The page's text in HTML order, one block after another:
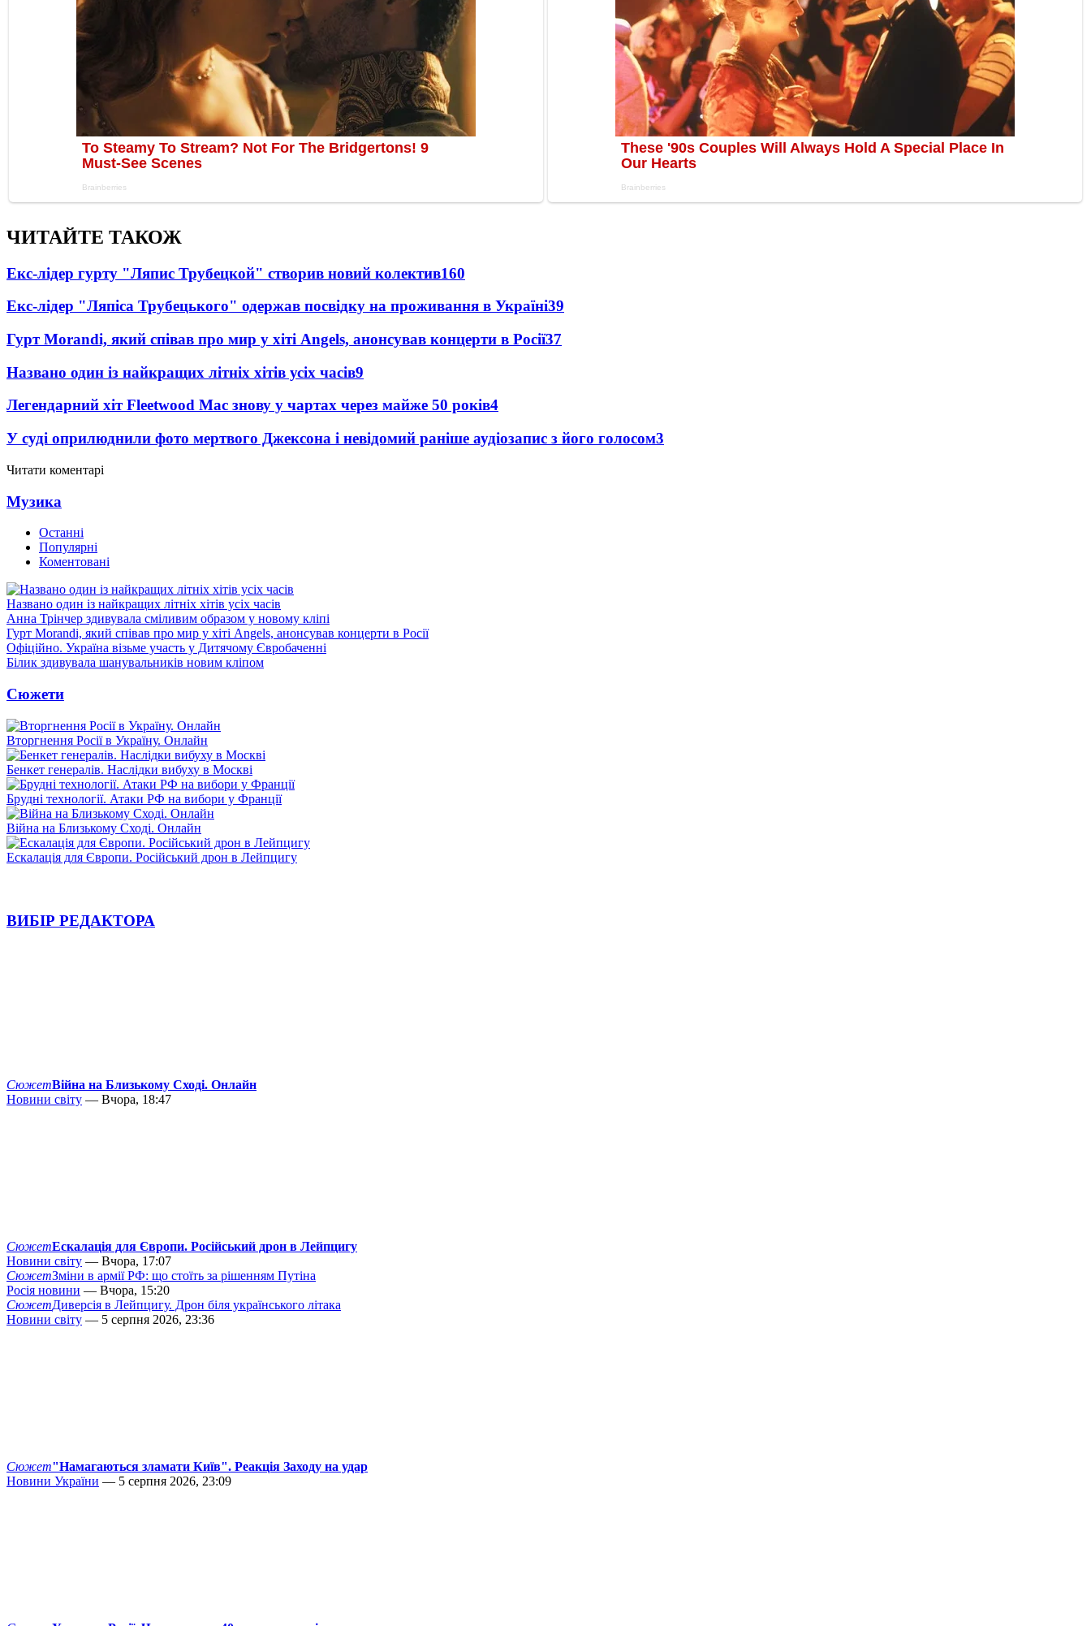
ЧИТАЙТЕ ТАКОЖ
Екс-лідер гурту "Ляпис Трубецкой" створив новий колектив160
Екс-лідер "Ляпіса Трубецького" одержав посвідку на проживання в Україні39
Гурт Morandi, який співав про мир у хіті Angels, анонсував концерти в Росії37
Названо один із найкращих літніх хітів усіх часів9
Легендарний хіт Fleetwood Mac знову у чартах через майже 50 років4
У суді оприлюднили фото мертвого Джексона і невідомий раніше аудіозапис з його голосом3
Читати коментарі
Музика
Останні
Популярні
Коментовані
Названо один із найкращих літніх хітів усіх часів
Анна Трінчер здивувала сміливим образом у новому кліпі
Гурт Morandi, який співав про мир у хіті Angels, анонсував концерти в Росії
Офіційно. Україна візьме участь у Дитячому Євробаченні
Білик здивувала шанувальників новим кліпом
Сюжети
Вторгнення Росії в Україну. Онлайн
Бенкет генералів. Наслідки вибуху в Москві
Брудні технології. Атаки РФ на вибори у Франції
Війна на Близькому Сході. Онлайн
Ескалація для Європи. Російський дрон в Лейпцигу
ВИБІР РЕДАКТОРА
СюжетВійна на Близькому Сході. Онлайн
Новини світу — Вчора, 18:47
СюжетЕскалація для Європи. Російський дрон в Лейпцигу
Новини світу — Вчора, 17:07
СюжетЗміни в армії РФ: що стоїть за рішенням Путіна
Росія новини — Вчора, 15:20
СюжетДиверсія в Лейпцигу. Дрон біля українського літака
Новини світу — 5 серпня 2026, 23:36
Сюжет"Намагаються зламати Київ". Реакція Заходу на удар
Новини України — 5 серпня 2026, 23:09